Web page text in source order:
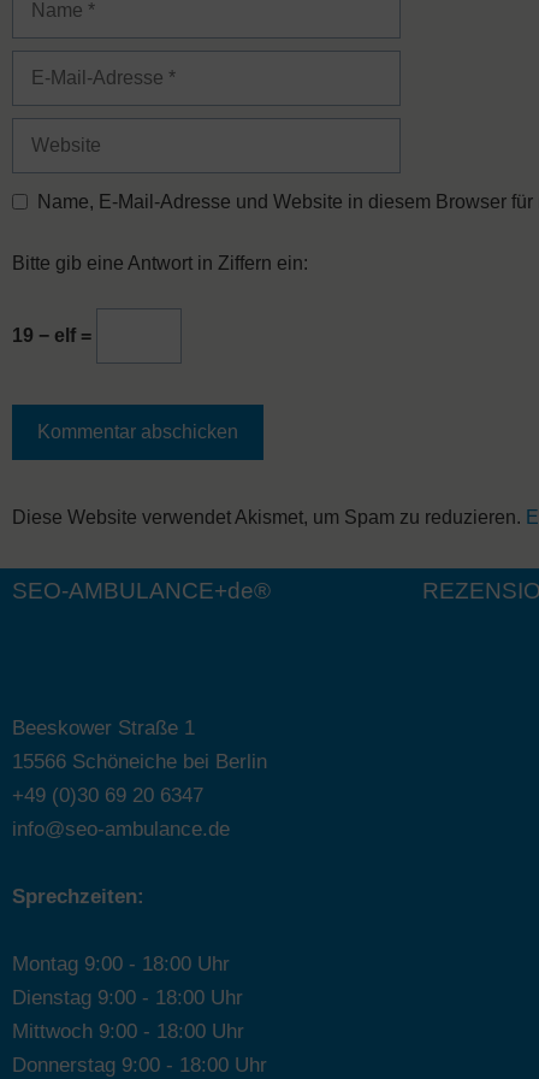
Website
Name, E-Mail-Adresse und Website in diesem Browser
Bitte gib eine Antwort in Ziffern ein:
19 − elf =
A
t
e
Diese Website verwendet Akismet, um Spam zu reduzieren.
SEO-AMBULANCE+de®
Beeskower Straße 1
15566 Schöneiche bei Berlin
+49 (0)30 69 20 6347
info@seo-ambulance.de
Sprechzeiten:
Montag 9:00 - 18:00 Uhr
Dienstag 9:00 - 18:00 Uhr
Mittwoch 9:00 - 18:00 Uhr
Donnerstag 9:00 - 18:00 Uhr